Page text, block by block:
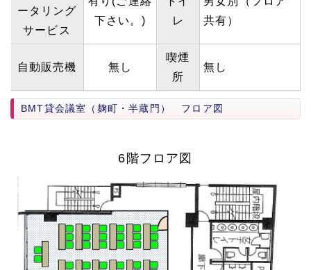
ータリング
サービス
下さい。)
レ
共有）
自動販売機 無し
喫煙
所
無し
BMT貸会議室（麹町・半蔵門） フロア図
6階フロア図